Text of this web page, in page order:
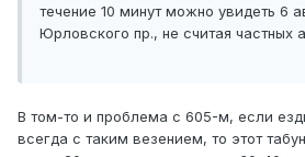
течение 10 минут можно увидеть 6
Юрловского пр., не считая частных
В том-то и проблема с 605-м, если
всегда с таким везением, то этот